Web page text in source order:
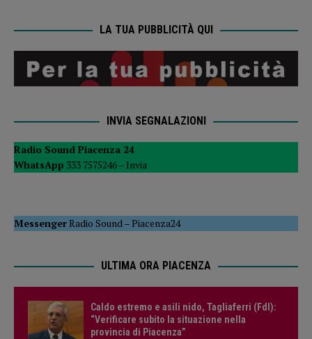
LA TUA PUBBLICITÀ QUI
INVIA SEGNALAZIONI
Radio Sound Piacenza 24
WhatsApp 333 7575246 – Invia
MessengerRadio Sound –Piacenza24
ULTIMA ORA PIACENZA
Caldo estremo e asili nido, Tagliaferri (FdI):
“Verificare subito la situazione nella
provincia di Piacenza”